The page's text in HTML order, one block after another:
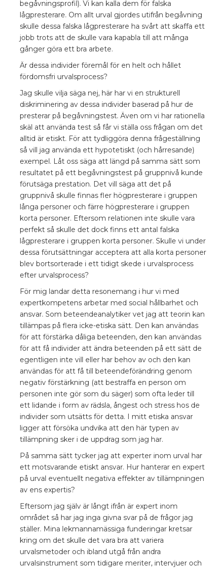
begåvningsprofil). Vi kan kalla dem för falska
lågpresterare. Om allt urval gjordes utifrån begåvning
skulle dessa falska lågpresterare ha svårt att skaffa ett
jobb trots att de skulle vara kapabla till att många
gånger göra ett bra arbete.
Är dessa individer föremål för en helt och hållet
fördomsfri urvalsprocess?
Jag skulle vilja säga nej, här har vi en strukturell
diskriminering av dessa individer baserad på hur de
presterar på begåvningstest. Även om vi har rationella
skäl att använda test så får vi ställa oss frågan om det
alltid är etiskt. För att tydliggöra denna frågeställning
så vill jag använda ett hypotetiskt (och hårresande)
exempel. Låt oss säga att längd på samma sätt som
resultatet på ett begåvningstest på gruppnivå kunde
förutsäga prestation. Det vill säga att det på
gruppnivå skulle finnas fler högpresterare i gruppen
långa personer och färre högpresterare i gruppen
korta personer. Eftersom relationen inte skulle vara
perfekt så skulle det dock finns ett antal falska
lågpresterare i gruppen korta personer. Skulle vi under
dessa förutsättningar acceptera att alla korta personer
blev bortsorterade i ett tidigt skede i urvalsprocess
efter urvalsprocess?
För mig landar detta resonemang i hur vi med
expertkompetens arbetar med social hållbarhet och
ansvar. Som beteendeanalytiker vet jag att teorin kan
tillämpas på flera icke-etiska sätt. Den kan användas
för att förstärka dåliga beteenden, den kan användas
för att få individer att ändra beteenden på ett sätt de
egentligen inte vill eller har behov av och den kan
användas för att få till beteendeförändring genom
negativ förstärkning (att bestraffa en person om
personen inte gör som du säger) som ofta leder till
ett lidande i form av rädsla, ångest och stress hos de
individer som utsätts för detta. I mitt etiska ansvar
ligger att försöka undvika att den här typen av
tillämpning sker i de uppdrag som jag har.
På samma sätt tycker jag att experter inom urval har
ett motsvarande etiskt ansvar. Hur hanterar en expert
på urval eventuellt negativa effekter av tillämpningen
av ens expertis?
Eftersom jag själv är långt ifrån är expert inom
området så har jag inga givna svar på de frågor jag
ställer. Mina lekmannamässiga funderingar kretsar
kring om det skulle det vara bra att variera
urvalsmetoder och ibland utgå från andra
urvalsinstrument som tidigare meriter, intervjuer och